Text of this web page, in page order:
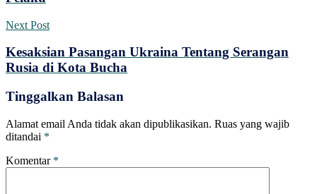
Next Post
Kesaksian Pasangan Ukraina Tentang Serangan
Rusia di Kota Bucha
Tinggalkan Balasan
Alamat email Anda tidak akan dipublikasikan. Ruas yang wajib
ditandai *
Komentar *